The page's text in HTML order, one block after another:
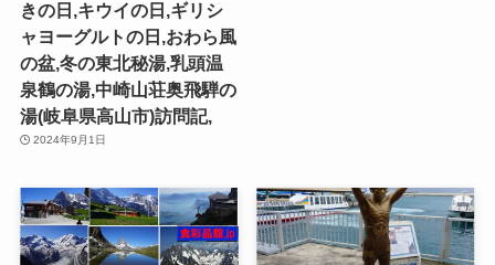
きの日,キウイの日,ギリシ
ャヨーグルトの日,おわら風
の盆,冬の東北秘湯,乳頭温
泉鶴の湯,中崎山荘奥飛騨の
湯(岐阜県高山市)訪問記,
2024年9月1日